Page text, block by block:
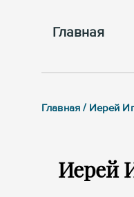
Главная
Главная / Иерей
Иерей